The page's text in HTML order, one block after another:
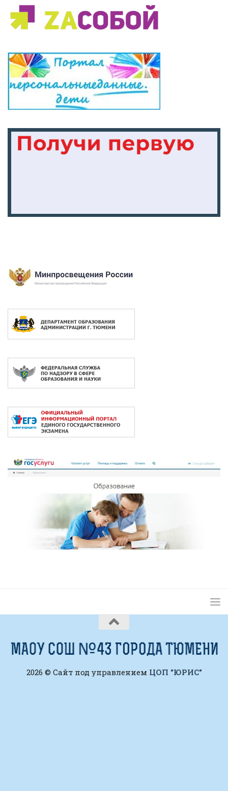
2026 © Сайт под управлением ЦОП "ЮРИС"